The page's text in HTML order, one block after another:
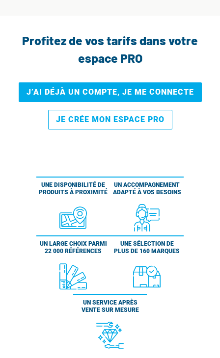
Profitez de vos tarifs dans votre
espace PRO
J’AI DÉJÀ UN COMPTE, JE ME CONNECTE
JE CRÉE MON ESPACE PRO
UNE DISPONIBILITÉ DE
PRODUITS À PROXIMITÉ
UN ACCOMPAGNEMENT
ADAPTÉ À VOS BESOINS
UN LARGE CHOIX PARMI
22 000 RÉFÉRENCES
UNE SÉLECTION DE
PLUS DE 160 MARQUES
UN SERVICE APRÈS
VENTE SUR MESURE